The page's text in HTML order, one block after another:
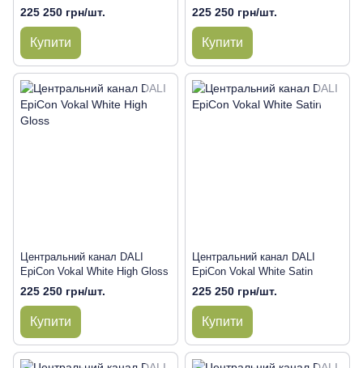
High Gloss
225 250 грн/шт.
Купити
Gloss
225 250 грн/шт.
Купити
Центральний канал DALI
EpiCon Vokal White High Gloss
225 250 грн/шт.
Купити
Центральний канал DALI
EpiCon Vokal White Satin
225 250 грн/шт.
Купити